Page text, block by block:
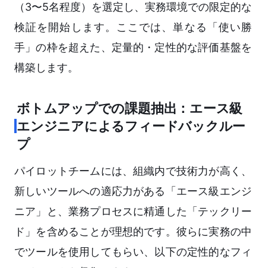
（3〜5名程度）を選定し、実務環境での限定的な
検証を開始します。ここでは、単なる「使い勝
手」の枠を超えた、定量的・定性的な評価基盤を
構築します。
ボトムアップでの課題抽出：エース級
エンジニアによるフィードバックルー
プ
パイロットチームには、組織内で技術力が高く、
新しいツールへの適応力がある「エース級エンジ
ニア」と、業務プロセスに精通した「テックリー
ド」を含めることが理想的です。彼らに実務の中
でツールを使用してもらい、以下の定性的なフィ